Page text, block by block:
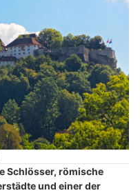
Schlösser, römische
und einer der